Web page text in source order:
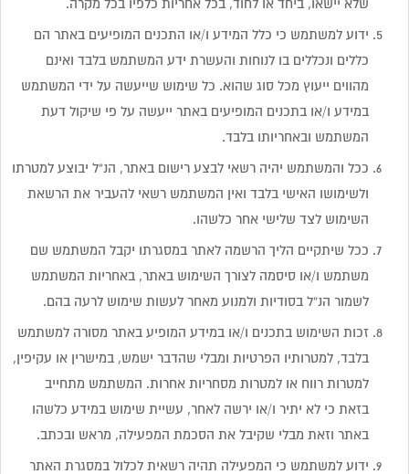
שלא יישאו, ביחד או לחוד, בכל אחריות כלפיו בכל מקרה.
ידוע למשתמש כי כלל המידע ו/או התכנים המופיעים באתר הם
כללים ונכללים בו לנוחות והעשרת ידע המשתמש בלבד ואינם
מהווים ייעוץ מכל סוג שהוא. כל שימוש שייעשה על ידי המשתמש
במידע ו/או בתכנים המופיעים באתר ייעשה על פי שיקול דעת
המשתמש ובאחריותו בלבד.
ככל והמשתמש יהיה רשאי לבצע רישום באתר, הנ”ל יבוצע למטרתו
ולשימושו האישי בלבד ואין המשתמש רשאי להעביר את הרשאת
השימוש לצד שלישי אחר כלשהו.
ככל שיתקיים הליך הרשמה לאתר במסגרתו יקבל המשתמש שם
משתמש ו/או סיסמה לצורך השימוש באתר, באחריות המשתמש
לשמור הנ”ל בסודיות ולמנוע מאחר לעשות שימוש לרעה בהם.
זכות השימוש בתכנים ו/או במידע המופיע באתר מסורה למשתמש
בלבד, למטרותיו הפרטיות ומבלי שהדבר ישמש, במישרין או עקיפין,
למטרות רווח או למטרות מסחריות אחרות. המשתמש מתחייב
בזאת כי לא יתיר ו/או ירשה לאחר, עשיית שימוש במידע כלשהו
באתר וזאת מבלי שקיבל את הסכמת המפעילה, מראש ובכתב.
ידוע למשתמש כי המפעילה תהיה רשאית לכלול במסגרת האתר